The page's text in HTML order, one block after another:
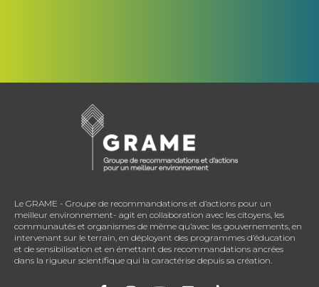
Le GRAME - Groupe de recommandations et d’actions pour un
meilleur environnement- agit en collaboration avec les citoyens, les
communautés et organismes de même qu’avec les gouvernements, en
intervenant sur le terrain, en déployant des programmes d’éducation
et de sensibilisation et en émettant des recommandations ancrées
dans la rigueur scientifique qui la caractérise depuis sa création.